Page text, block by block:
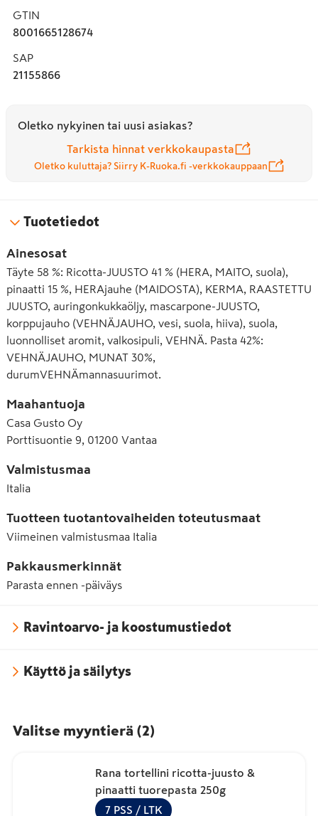
GTIN
8001665128674
SAP
21155866
Oletko nykyinen tai uusi asiakas?
Tarkista hinnat verkkokaupasta
Oletko kuluttaja? Siirry K-Ruoka.fi -verkkokauppaan
Tuotetiedot
Ainesosat
Täyte 58 %: Ricotta-JUUSTO 41 % (HERA, MAITO, suola),
pinaatti 15 %, HERAjauhe (MAIDOSTA), KERMA, RAASTETTU
JUUSTO, auringonkukkaöljy, mascarpone-JUUSTO,
korppujauho (VEHNÄJAUHO, vesi, suola, hiiva), suola,
luonnolliset aromit, valkosipuli, VEHNÄ. Pasta 42%:
VEHNÄJAUHO, MUNAT 30%,
durumVEHNÄmannasuurimot.
Maahantuoja
Casa Gusto Oy
Porttisuontie 9, 01200 Vantaa
Valmistusmaa
Italia
Tuotteen tuotantovaiheiden toteutusmaat
Viimeinen valmistusmaa Italia
Pakkausmerkinnät
Parasta ennen -päiväys
Ravintoarvo- ja koostumustiedot
Käyttö ja säilytys
Valitse myyntierä (2)
Rana tortellini ricotta-juusto &
pinaatti tuorepasta 250g
7 PSS / LTK